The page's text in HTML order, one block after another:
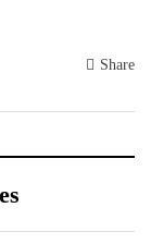
Share